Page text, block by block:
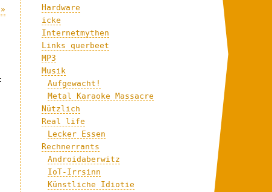
Hardware
icke
Internetmythen
Links querbeet
MP3
Musik
Aufgewacht!
Metal Karaoke Massacre
Nützlich
Real life
Lecker Essen
Rechnerrants
Androidaberwitz
IoT-Irrsinn
Künstliche Idiotie